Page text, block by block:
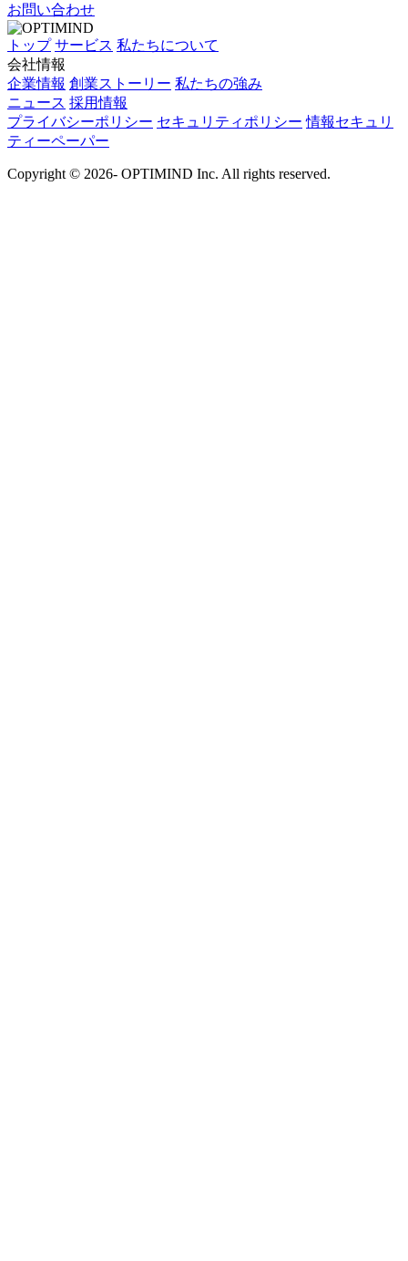
お問い合わせ
トップ サービス 私たちについて
会社情報
企業情報 創業ストーリー 私たちの強み
ニュース 採用情報
プライバシーポリシー セキュリティポリシー 情報セキュリ
ティーペーパー
Copyright © 2026- OPTIMIND Inc. All rights reserved.